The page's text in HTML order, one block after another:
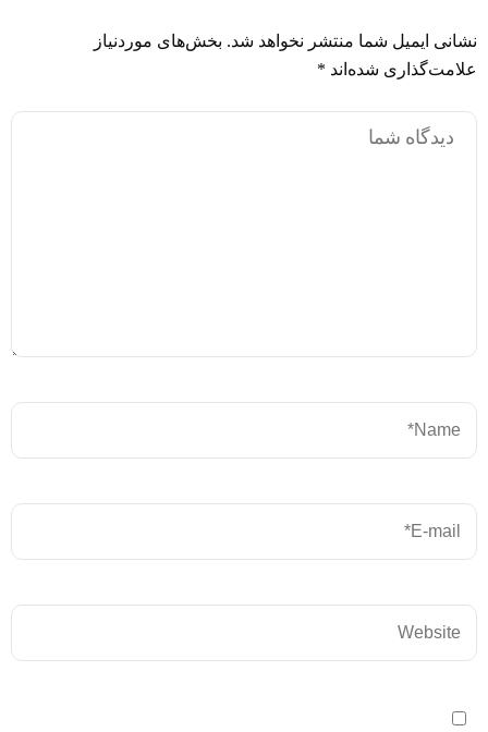
نشانی ایمیل شما منتشر نخواهد شد. بخش‌های موردنیاز
علامت‌گذاری شده‌اند *